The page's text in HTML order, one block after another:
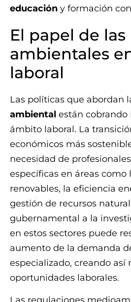
educación y formación
El papel de
ambientales
laboral
Las políticas que abordan
ambiental están
ámbito laboral. La
económicos más
necesidad de
específicas en áreas como
renovables, la eficiencia
gestión de recursos
gubernamental a la
en estos sectores puede
aumento de la demanda
especializado, creando así
oportunidades laborales.